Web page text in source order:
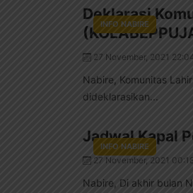
INFO NABIRE
Deklarasi
27 November, 2021 22:04
Nabire, Komunitas
dideklarasikan...
INFO NABIRE
Jadwal Kapal
27 November, 2021
Nabire, Di akhir bulan